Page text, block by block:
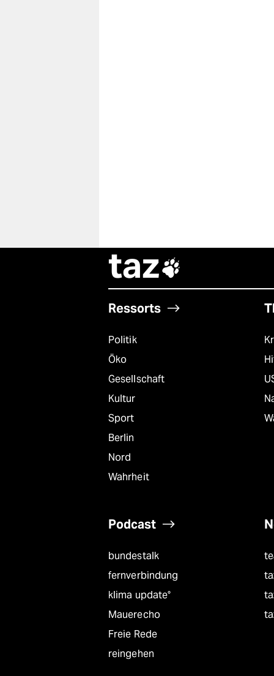
taz
Ressorts
Politik
Öko
Gesellschaft
Kultur
Sport
Berlin
Nord
Wahrheit
Podcast
bundestalk
fernverbindung
klima update°
Mauerecho
Freie Rede
reingehen